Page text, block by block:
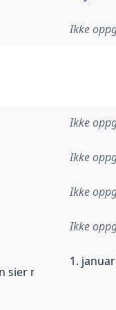
Ikke
Ikke
Ikke
Ikke
Ikke
sier når dataene i
1.